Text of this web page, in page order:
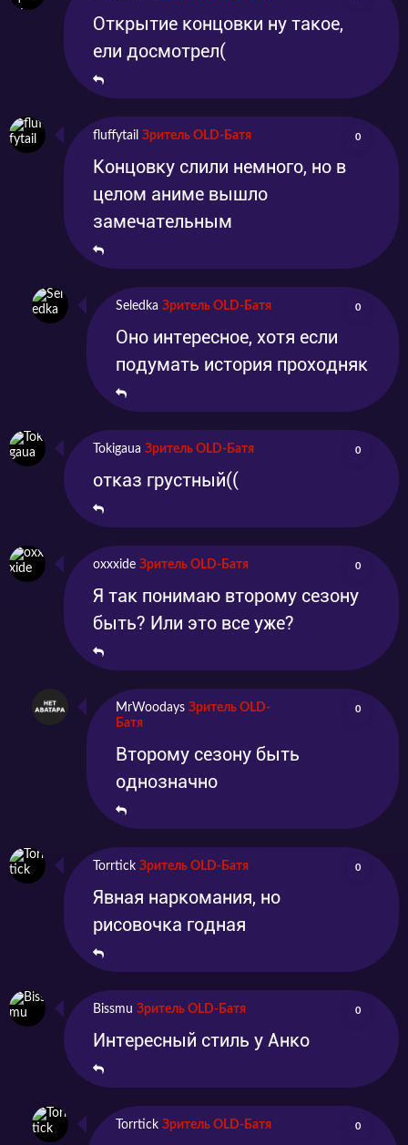
Открытие концовки ну такое,
ели досмотрел(
fluffytail Зритель OLD-Батя 0
Концовку слили немного, но в
целом аниме вышло
замечательным
Seledka Зритель OLD-Батя 0
Оно интересное, хотя если
подумать история проходняк
Tokigaua Зритель OLD-Батя 0
отказ грустный((
oxxxide Зритель OLD-Батя 0
Я так понимаю второму сезону
быть? Или это все уже?
MrWoodays Зритель OLD-
Батя
0
Второму сезону быть
однозначно
Torrtick Зритель OLD-Батя 0
Явная наркомания, но
рисовочка годная
Bissmu Зритель OLD-Батя 0
Интересный стиль у Анко
Torrtick Зритель OLD-Батя 0